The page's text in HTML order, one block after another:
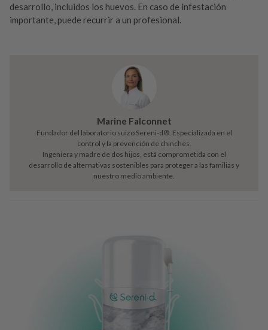
desarrollo, incluidos los huevos. En caso de infestación
importante, puede recurrir a un profesional.
Marine Falconnet
Fundador del laboratorio suizo Sereni-d®. Especializada en el
control y la prevención de chinches.
Ingeniera y madre de dos hijos, está comprometida con el
desarrollo de alternativas sostenibles para proteger a las familias y
nuestro medio ambiente.